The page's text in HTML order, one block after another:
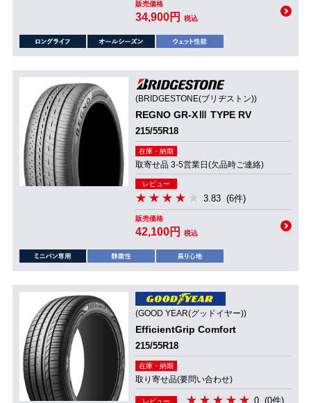
販売価格
34,900円 税込
(BRIDGESTONE(ブリヂストン))
REGNO GR-XⅢ TYPE RV
215/55R18
在庫・納期
取寄せ品 3-5営業日(欠品時ご連絡)
レビュー
3.83 (6件)
販売価格
42,100円 税込
(GOOD YEAR(グッドイヤー))
EfficientGrip Comfort
215/55R18
在庫・納期
取り寄せ品(要問い合わせ)
レビュー 0 (0件)